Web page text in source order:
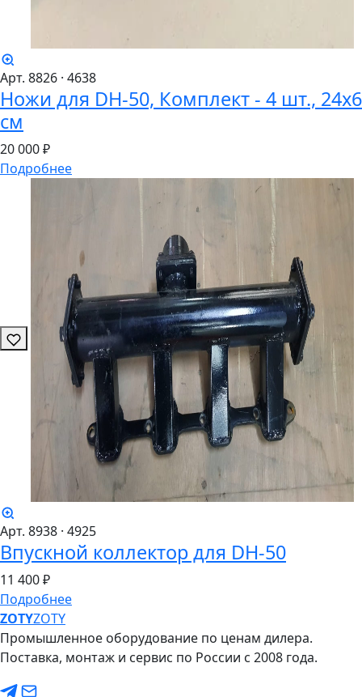
Арт. 8826 · 4638
Ножи для DH-50, Комплект - 4 шт., 24х6
см
20000 ₽
Подробнее
Арт. 8938 · 4925
Впускной коллектор для DH-50
11 400 ₽
Подробнее
ZOTYZOTY
Промышленное оборудование по ценам дилера.
Поставка, монтаж и сервис по России с 2008 года.